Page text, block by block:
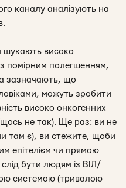
каналу аналізують на
шукають високо
помірним полегшенням,
зазначають, що
можуть зробити
високо онкогенних
не так). Ще раз: ви не
там є), ви стежите, щоби
епітелієм чи прямою
бути людям із ВІЛ/
системою (тривалою